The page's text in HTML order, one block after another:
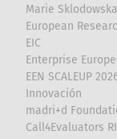
Marie
European
EIC
Enterprise
EEN SCALEUP
Innovación
madri+d
Call4Evaluators